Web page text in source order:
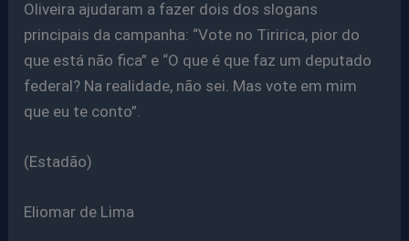
Oliveira ajudaram a fazer dois dos slogans
principais da campanha: “Vote no Tiririca, pior do
que está não fica” e “O que é que faz um deputado
federal? Na realidade, não sei. Mas vote em mim
que eu te conto”.
(Estadão)
Eliomar de Lima